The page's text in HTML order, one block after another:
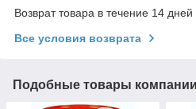
Возврат товара в течение 14
Все условия возврата
Подобные товары компании